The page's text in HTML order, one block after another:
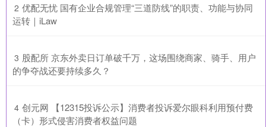
2 ​优配无忧 国有企业合规管理“三道防线”的职责、功能与协同
运转｜iLaw
3 ​股配所 京东外卖日订单破千万，这场围绕商家、骑手、用户
的争夺战还要持续多久？
4 ​创元网 【12315投诉公示】消费者投诉爱尔眼科利用预付费
（卡）形式侵害消费者权益问题